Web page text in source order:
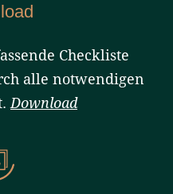
Checkliste
alle notwendigen
Download